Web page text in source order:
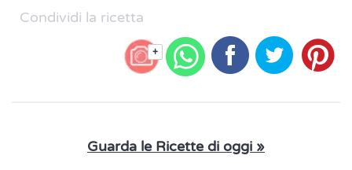
Condividi la ricetta
+
Guarda le Ricette di oggi »